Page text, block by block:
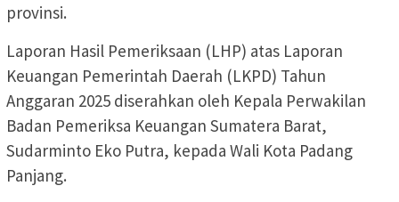
provinsi.
Laporan Hasil Pemeriksaan (LHP) atas Laporan
Keuangan Pemerintah Daerah (LKPD) Tahun
Anggaran 2025 diserahkan oleh Kepala Perwakilan
Badan Pemeriksa Keuangan Sumatera Barat,
Sudarminto Eko Putra, kepada Wali Kota Padang
Panjang.